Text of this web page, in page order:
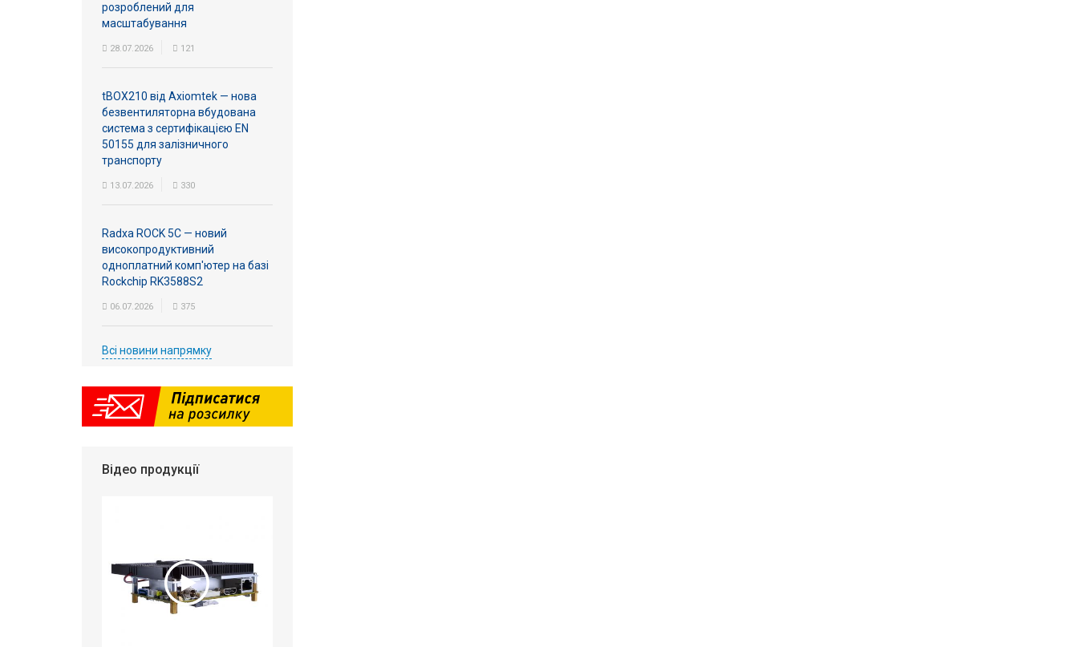
розроблений для
масштабування
28.07.2026 121
tBOX210 від Axiomtek — нова
безвентиляторна вбудована
система з сертифікацією EN
50155 для залізничного
транспорту
13.07.2026 330
Radxa ROCK 5C — новий
високопродуктивний
одноплатний комп'ютер на базі
Rockchip RK3588S2
06.07.2026 375
Всі новини напрямку
Відео продукції